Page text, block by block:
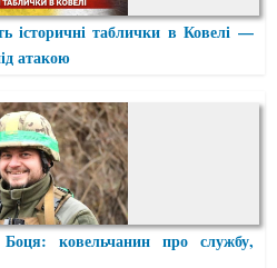
історичні таблички в Ковелі —
атакою
ковельчанин про службу,